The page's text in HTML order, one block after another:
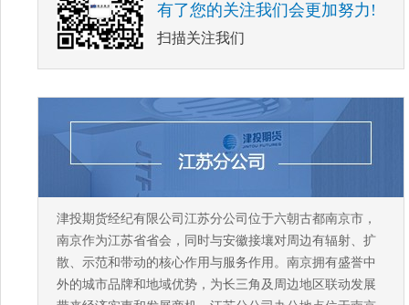
有了您的关注我们会更加努力!
扫描关注我们
津投期货经纪有限公司江苏分公司位于六朝古都南京市，
南京作为江苏省省会，同时与安徽接壤对周边有辐射、扩
散、示范和带动的核心作用与服务作用。南京拥有盛誉中
外的城市品牌和地域优势，为长三角及周边地区联动发展